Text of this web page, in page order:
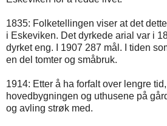
1835: Folketellingen viser at det
i Eskeviken. Det dyrkede arial var i
dyrket eng. I 1907 287 mål. I tiden
en del tomter og småbruk.
1914: Etter å ha forfalt over lengre
hovedbygningen og uthusene på
og avling strøk med.